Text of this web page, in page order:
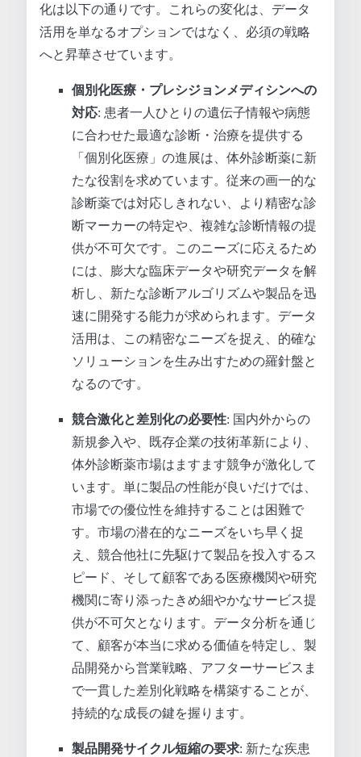
化は以下の通りです。これらの変化は、データ
活用を単なるオプションではなく、必須の戦略
へと昇華させています。
個別化医療・プレシジョンメディシンへの
対応: 患者一人ひとりの遺伝子情報や病態
に合わせた最適な診断・治療を提供する
「個別化医療」の進展は、体外診断薬に新
たな役割を求めています。従来の画一的な
診断薬では対応しきれない、より精密な診
断マーカーの特定や、複雑な診断情報の提
供が不可欠です。このニーズに応えるため
には、膨大な臨床データや研究データを解
析し、新たな診断アルゴリズムや製品を迅
速に開発する能力が求められます。データ
活用は、この精密なニーズを捉え、的確な
ソリューションを生み出すための羅針盤と
なるのです。
競合激化と差別化の必要性: 国内外からの
新規参入や、既存企業の技術革新により、
体外診断薬市場はますます競争が激化して
います。単に製品の性能が良いだけでは、
市場での優位性を維持することは困難で
す。市場の潜在的なニーズをいち早く捉
え、競合他社に先駆けて製品を投入するス
ピード、そして顧客である医療機関や研究
機関に寄り添ったきめ細やかなサービス提
供が不可欠となります。データ分析を通じ
て、顧客が本当に求める価値を特定し、製
品開発から営業戦略、アフターサービスま
で一貫した差別化戦略を構築することが、
持続的な成長の鍵を握ります。
製品開発サイクル短縮の要求: 新たな疾患